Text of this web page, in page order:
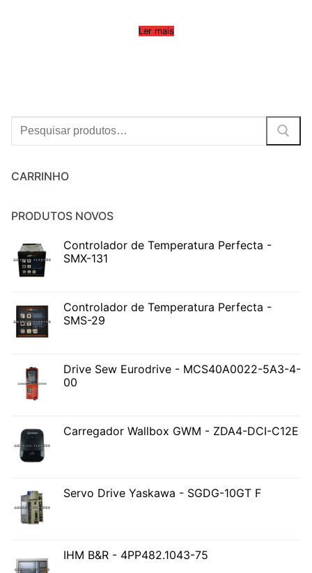
Ler mais
Procurar:
CARRINHO
PRODUTOS NOVOS
Controlador de Temperatura Perfecta -
SMX-131
Controlador de Temperatura Perfecta -
SMS-29
Drive Sew Eurodrive - MCS40A0022-5A3-4-
00
Carregador Wallbox GWM - ZDA4-DCI-C12E
Servo Drive Yaskawa - SGDG-10GT F
IHM B&R - 4PP482.1043-75